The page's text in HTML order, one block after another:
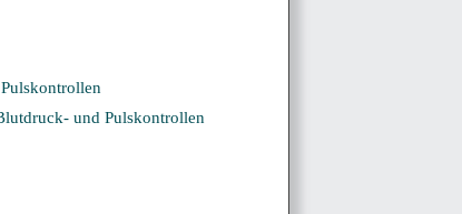
und Pulskontrollen